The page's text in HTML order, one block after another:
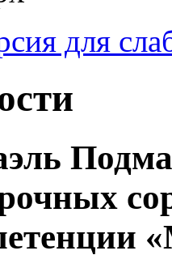
для